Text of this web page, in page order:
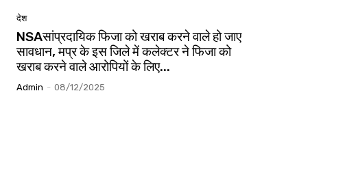
देश
NSAसांप्रदायिक फिजा को खराब करने वाले हो जाए
सावधान, मप्र के इस जिले में कलेक्टर ने फिजा को
खराब करने वाले आरोपियों के लिए...
Admin - 08/12/2025